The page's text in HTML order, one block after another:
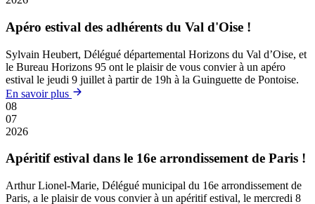
Apéro estival des adhérents du Val d'Oise !
Sylvain Heubert, Délégué départemental Horizons du Val d’Oise, et
le Bureau Horizons 95 ont le plaisir de vous convier à un apéro
estival le jeudi 9 juillet à partir de 19h à la Guinguette de Pontoise.
En savoir plus
08
07
2026
Apéritif estival dans le 16e arrondissement de Paris !
Arthur Lionel-Marie, Délégué municipal du 16e arrondissement de
Paris, a le plaisir de vous convier à un apéritif estival, le mercredi 8